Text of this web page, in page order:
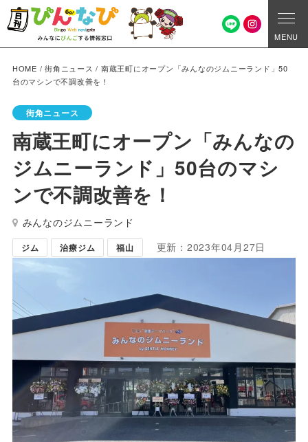
MENU
HOME /街角ニュース / 南蔵王町にオープン「みんなのジムニーランド」50
台のマシンで不調改善を！
街角ニュース
南蔵王町にオープン「みんなの
ジムニーランド」50台のマシ
ンで不調改善を！
みんなのジムニーランド
ジム 治療ジム 福山 更新：2023年04月27日